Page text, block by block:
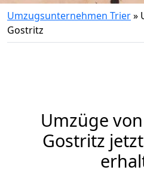
Umzugsunternehmen Trier»
Gostritz
Umzüge
Gostritz